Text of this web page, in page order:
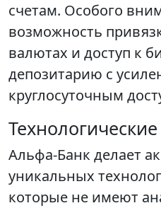
счетам. Особого
возможность
валютах и доступ к
депозитарию с
круглосуточным
Альфа-Банк делает
уникальных
которые не имеют